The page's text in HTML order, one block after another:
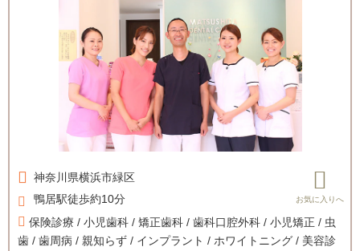
神奈川県横浜市緑区
鴨居駅徒歩約10分
保険診療 / 小児歯科 / 矯正歯科 / 歯科口腔外科 / 小児矯正 / 虫
歯 / 歯周病 / 親知らず / インプラント / ホワイトニング / 美容診